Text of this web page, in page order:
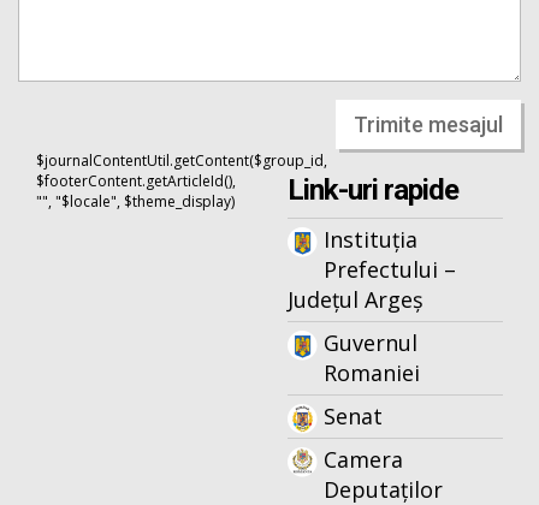
Trimite mesajul
$journalContentUtil.getContent($group_id,
$footerContent.getArticleId(),
"", "$locale", $theme_display)
Link-uri rapide
Instituția
Prefectului –
Județul Argeș
Guvernul
Romaniei
Senat
Camera
Deputaților